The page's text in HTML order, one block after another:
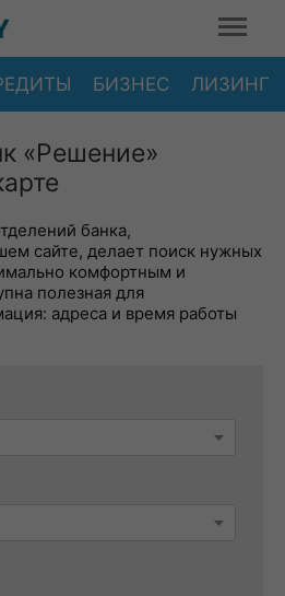
БИЗНЕС ЛИЗИНГ
«Решение»
банка,
сайте, делает поиск нужных
комфортным и
полезная для
адреса и время работы